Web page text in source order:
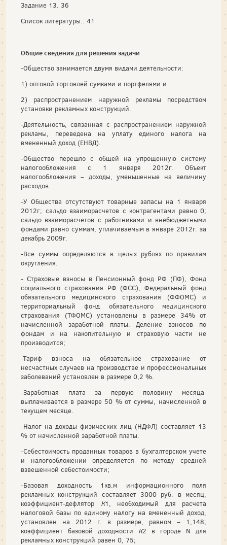
Задание 13. 36
Список литературы.. 41
Общие сведения для решения задачи
-Общество занимается двумя видами деятельности:
1) оптовой торговлей сумками и портфелями и
2) распространением наружной рекламы посредством
установки рекламных конструкций.
-Деятельность, связанная с распространением наружной
рекламы, переведена на уплату единого налога на
вмененный доход (ЕНВД).
-Общество перешло с общей на упрощенную систему
налогообложения с 1 января 2012г. Объект
налогообложения – доходы, уменьшенные на величину
расходов.
-У Общества отсутствуют товарные запасы на 1 января
2012г; сальдо взаиморасчетов с контрагентами равно 0;
сальдо взаиморасчетов с работниками и внебюджетными
фондами равно суммам, уплачиваемым в январе 2012г. за
декабрь 2009г.
-Все суммы определяются в целых рублях по правилам
округления.
- Страховые взносы в Пенсионный фонд РФ (ПФ), Фонд
социального страхования РФ (ФСС), Федеральный фонд
обязательного медицинского страхования (ФФОМС) и
территориальный фонд обязательного медицинского
страхования (ТФОМС) установлены в размере 34% от
начисленной заработной платы. Деление взносов по
фондам и на накопительную и страховую части не
производится;
-Тариф взноса на обязательное страхование от
несчастных случаев на производстве и профессиональных
заболеваний установлен в размере 0,2 %.
-Заработная плата за первую половину месяца
выплачивается в размере 50 % от суммы, начисленной в
текущем месяце.
-Налог на доходы физических лиц (НДФЛ) составляет 13
% от начисленной заработной платы.
-Себестоимость проданных товаров в бухгалтерском учете
и налогообложении определяется по методу средней
взвешенной себестоимости;
-Базовая доходность 1кв.м информационного поля
рекламных конструкций составляет 3000 руб. в месяц,
коэффициент-дефлятор К1, необходимый для расчета
налоговой базы по единому налогу на вмененный доход,
установлен на 2012 г. в размере, равном – 1,148;
коэффициент базовой доходности К2 в городе N для
рекламных конструкций равен 0, 75;